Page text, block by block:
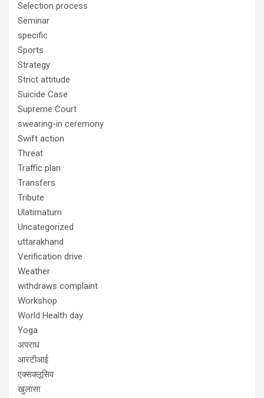
Selection process
Seminar
specific
Sports
Strategy
Strict attitude
Suicide Case
Supreme Court
swearing-in ceremony
Swift action
Threat
Traffic plan
Transfers
Tribute
Ulatimatum
Uncategorized
uttarakhand
Verification drive
Weather
withdraws complaint
Workshop
World Health day
Yoga
अपराध
आरटीआई
एक्सक्लूसिव
खुलासा